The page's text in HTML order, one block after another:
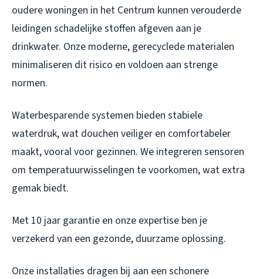
oudere woningen in het Centrum kunnen verouderde
leidingen schadelijke stoffen afgeven aan je
drinkwater. Onze moderne, gerecyclede materialen
minimaliseren dit risico en voldoen aan strenge
normen.
Waterbesparende systemen bieden stabiele
waterdruk, wat douchen veiliger en comfortabeler
maakt, vooral voor gezinnen. We integreren sensoren
om temperatuurwisselingen te voorkomen, wat extra
gemak biedt.
Met 10 jaar garantie en onze expertise ben je
verzekerd van een gezonde, duurzame oplossing.
Onze installaties dragen bij aan een schonere